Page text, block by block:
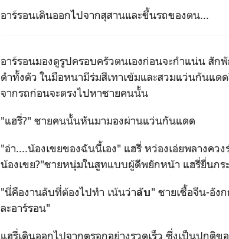
อาร์รอนเดินออกไปจากสุสานและขึ้นรถของตน...
อาร์รอนมองดูรูปครอบครัวตนเองก่อนจะกำแน่น สั
ดำทั้งตัว ในมือหนามีร่มสีเทาเข้มและสวมแว่นกันแด
จากรถก่อนจะตรงไปหาชายคนนั้น
"แฮรี่?" ชายคนนั้นหันมามองผ่านแว่นกันแดด
"อ่า....น้องเขยของฉันนี้เอง" แฮรี่ หว่องเอ่ยพลางค
น้องเขย?"ชายหนุ่มในสูทแบบผู้ดีพยักหน้า แฮรี่ยื่นกร
"นี่คืองานลับที่ต้องไปทำ เน้นว่าลับ" ชายเชื้อจีน-อังก
ละอาร์รอน"
แฮรี่เดินออกไปจากตรอกอย่างรวดเร็ว ซึ่งเป็นปกติ